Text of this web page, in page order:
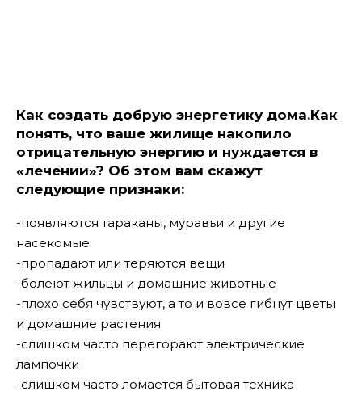
Как создать добрую энергетику дома.Как
понять, что ваше жилище накопило
отрицательную энергию и нуждается в
«лечении»? Об этом вам скажут
следующие признаки:
-появляются тараканы, муравьи и другие
насекомые
-пропадают или теряются вещи
-болеют жильцы и домашние животные
-плохо себя чувствуют, а то и вовсе гибнут цветы
и домашние растения
-слишком часто перегорают электрические
лампочки
-слишком часто ломается бытовая техника